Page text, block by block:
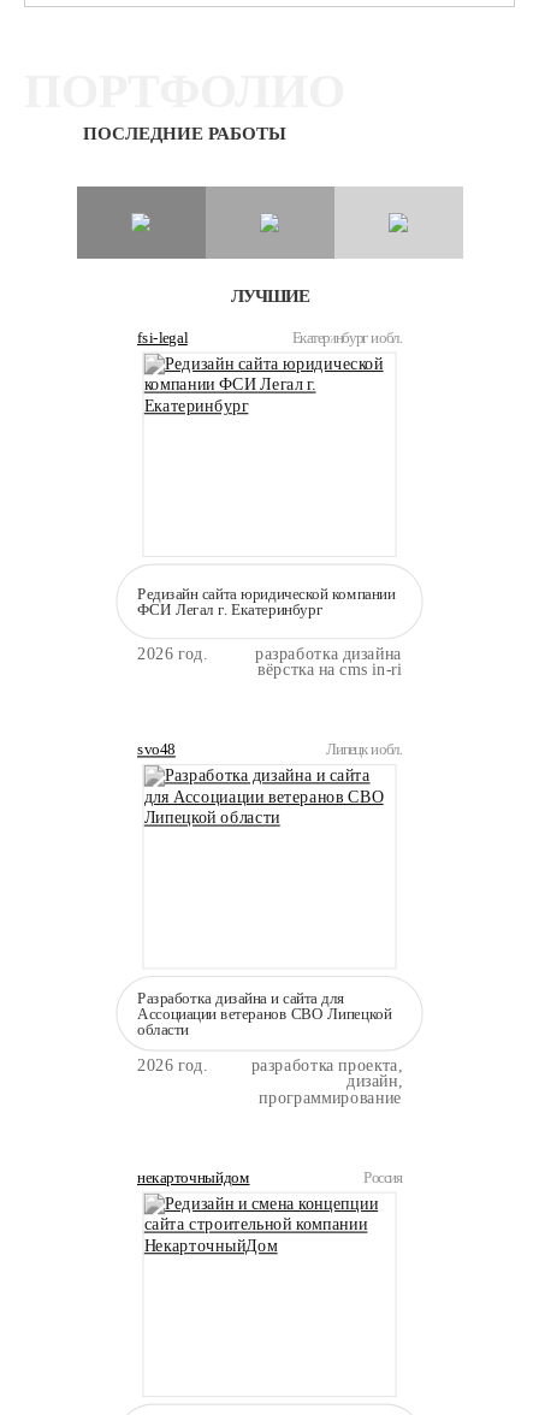
ПОСЛЕДНИЕ РАБОТЫ
ЛУЧШИЕ
fsi-legal Екатеринбург и обл.
Редизайн сайта юридической компании
ФСИ Легал г. Екатеринбург
2026 год. разработка дизайна
вёрстка на cms in-ri
svo48 Липецк и обл.
Разработка дизайна и сайта для
Ассоциации ветеранов СВО Липецкой
области
2026 год. разработка проекта,
дизайн,
программирование
некарточныйдом Россия